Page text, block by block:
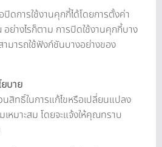
การใช้งานคุกกี้ได้โดยการตั้งค่า
ย่างไรก็ตาม การปิดใช้งานคุกกี้บาง
ามารถใช้ฟังก์ชันบางอย่างของ
บาย
สิทธิ์ในการแก้ไขหรือเปลี่ยนแปลง
หมาะสม โดยจะแจ้งให้คุณทราบ